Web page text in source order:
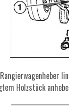
Holzstück